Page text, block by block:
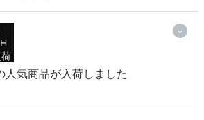
荷
人気商品が入荷しました